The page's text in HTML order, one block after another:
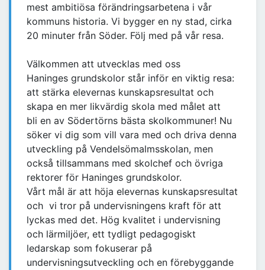
mest ambitiösa förändringsarbetena i vår
kommuns historia. Vi bygger en ny stad, cirka
20 minuter från Söder. Följ med på vår resa.
Välkommen att utvecklas med oss
Haninges grundskolor står inför en viktig resa:
att stärka elevernas kunskapsresultat och
skapa en mer likvärdig skola med målet att
bli en av Södertörns bästa skolkommuner! Nu
söker vi dig som vill vara med och driva denna
utveckling på Vendelsömalmsskolan, men
också tillsammans med skolchef och övriga
rektorer för Haninges grundskolor.
Vårt mål är att höja elevernas kunskapsresultat
och vi tror på undervisningens kraft för att
lyckas med det. Hög kvalitet i undervisning
och lärmiljöer, ett tydligt pedagogiskt
ledarskap som fokuserar på
undervisningsutveckling och en förebyggande